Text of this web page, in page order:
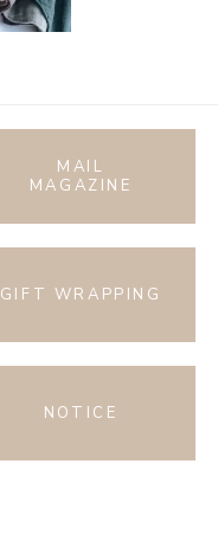
MAIL
MAGAZINE
GIFT WRAPPING
NOTICE